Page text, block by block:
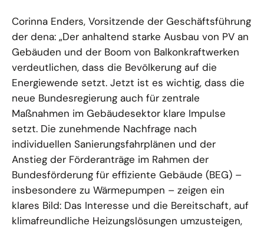
Corinna Enders, Vorsitzende der Geschäftsführung
der dena: „Der anhaltend starke Ausbau von PV an
Gebäuden und der Boom von Balkonkraftwerken
verdeutlichen, dass die Bevölkerung auf die
Energiewende setzt. Jetzt ist es wichtig, dass die
neue Bundesregierung auch für zentrale
Maßnahmen im Gebäudesektor klare Impulse
setzt. Die zunehmende Nachfrage nach
individuellen Sanierungsfahrplänen und der
Anstieg der Förderanträge im Rahmen der
Bundesförderung für effiziente Gebäude (BEG) –
insbesondere zu Wärmepumpen – zeigen ein
klares Bild: Das Interesse und die Bereitschaft, auf
klimafreundliche Heizungslösungen umzusteigen,